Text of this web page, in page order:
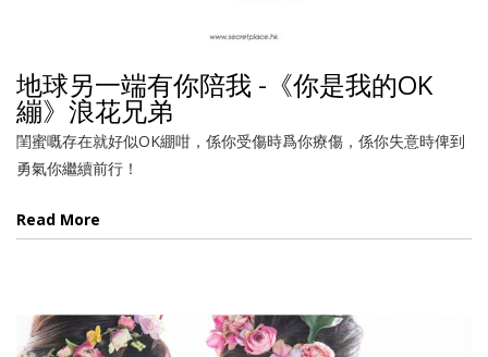
地球另一端有你陪我 -《你是我的OK
繃》浪花兄弟
閨蜜嘅存在就好似OK綳咁，係你受傷時爲你療傷，係你失意時俾到
勇氣你繼續前行！
Read More